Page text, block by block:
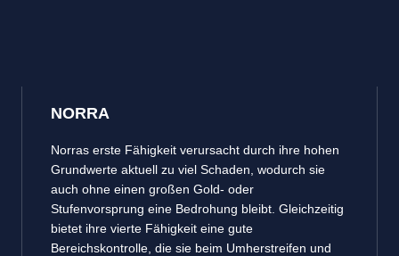
NORRA
Norras erste Fähigkeit verursacht durch ihre hohen
Grundwerte aktuell zu viel Schaden, wodurch sie
auch ohne einen großen Gold- oder
Stufenvorsprung eine Bedrohung bleibt. Gleichzeitig
bietet ihre vierte Fähigkeit eine gute
Bereichskontrolle, die sie beim Umherstreifen und